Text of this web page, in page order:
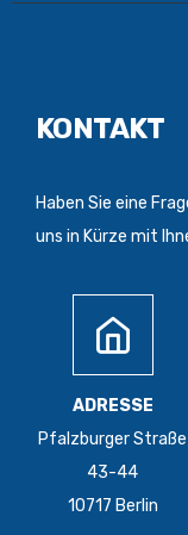
KONTAKT
Haben Sie eine
uns in Kürze mit
ADRESSE
Pfalzburger Straße
43-44
10717 Berlin